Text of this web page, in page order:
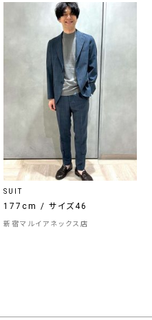
SUIT
177cm / サイズ46
新宿マルイアネックス店